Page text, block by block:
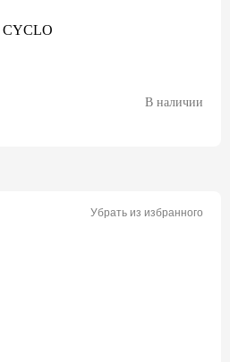
CYCLO
В наличии
Убрать из избранного